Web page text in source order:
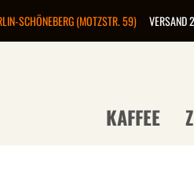
SCHÖNEBERG (MOTZSTR. 59) VERSAND
KAFFEE